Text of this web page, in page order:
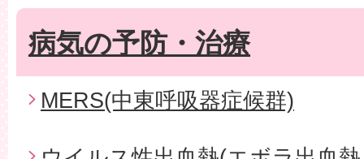
病気の予防・治療
MERS(中東呼吸器症候群)